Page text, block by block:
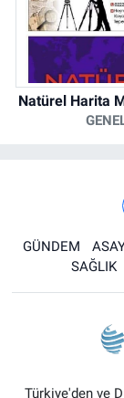
Natürel Harita
GÜNDEM
SAĞLIK
Türkiye'den ve